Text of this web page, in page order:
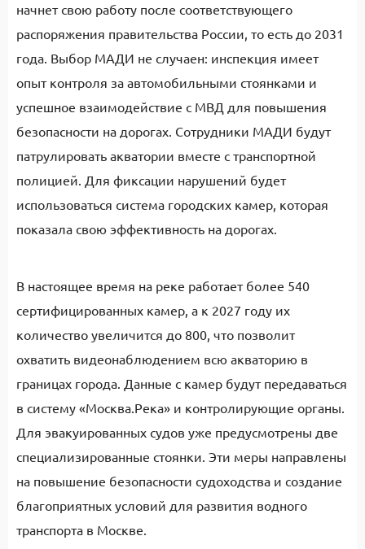
начнет свою работу после соответствующего
распоряжения правительства России, то есть до 2031
года. Выбор МАДИ не случаен: инспекция имеет
опыт контроля за автомобильными стоянками и
успешное взаимодействие с МВД для повышения
безопасности на дорогах. Сотрудники МАДИ будут
патрулировать акватории вместе с транспортной
полицией. Для фиксации нарушений будет
использоваться система городских камер, которая
показала свою эффективность на дорогах.
В настоящее время на реке работает более 540
сертифицированных камер, а к 2027 году их
количество увеличится до 800, что позволит
охватить видеонаблюдением всю акваторию в
границах города. Данные с камер будут передаваться
в систему «Москва.Река» и контролирующие органы.
Для эвакуированных судов уже предусмотрены две
специализированные стоянки. Эти меры направлены
на повышение безопасности судоходства и создание
благоприятных условий для развития водного
транспорта в Москве.